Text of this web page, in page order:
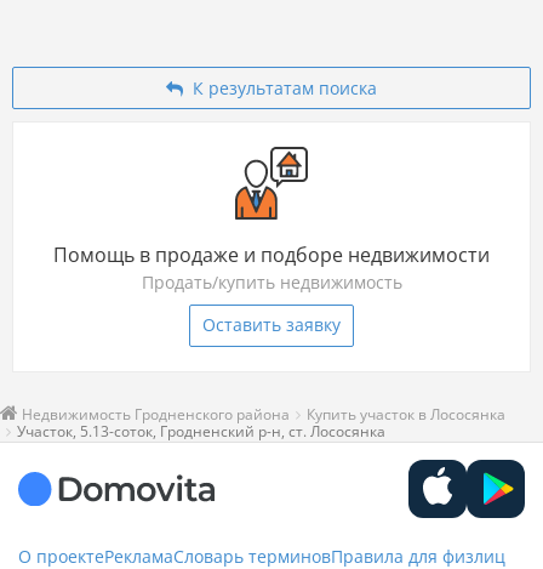
К результатам поиска
Помощь в продаже и подборе недвижимости
Продать/купить недвижимость
Оставить заявку
Недвижимость Гродненского района
Купить участок в Лососянка
Участок, 5.13-соток, Гродненский р-н, ст. Лососянка
О проектеРекламаСловарь терминовПравила для физлиц